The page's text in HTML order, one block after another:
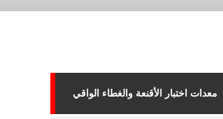
معدات اختبار الأقنعة والغطاء الواقي